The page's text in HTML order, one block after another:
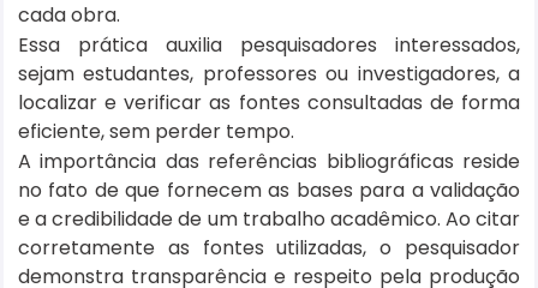
cada obra.
Essa prática auxilia pesquisadores interessados,
sejam estudantes, professores ou investigadores, a
localizar e verificar as fontes consultadas de forma
eficiente, sem perder tempo.
A importância das referências bibliográficas reside
no fato de que fornecem as bases para a validação
e a credibilidade de um trabalho acadêmico. Ao citar
corretamente as fontes utilizadas, o pesquisador
demonstra transparência e respeito pela produção